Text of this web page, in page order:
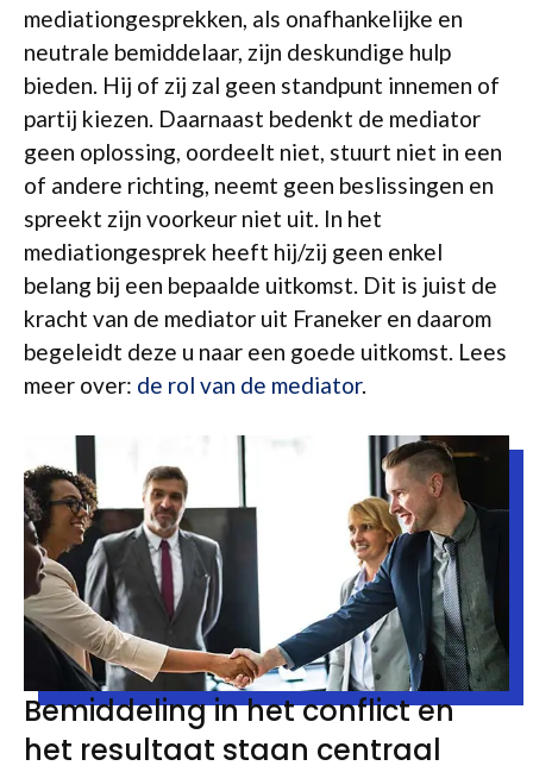
mediationgesprekken, als onafhankelijke en
neutrale bemiddelaar, zijn deskundige hulp
bieden. Hij of zij zal geen standpunt innemen of
partij kiezen. Daarnaast bedenkt de mediator
geen oplossing, oordeelt niet, stuurt niet in een
of andere richting, neemt geen beslissingen en
spreekt zijn voorkeur niet uit. In het
mediationgesprek heeft hij/zij geen enkel
belang bij een bepaalde uitkomst. Dit is juist de
kracht van de mediator uit Franeker en daarom
begeleidt deze u naar een goede uitkomst. Lees
meer over: de rol van de mediator.
Bemiddeling in het conflict en
het resultaat staan centraal